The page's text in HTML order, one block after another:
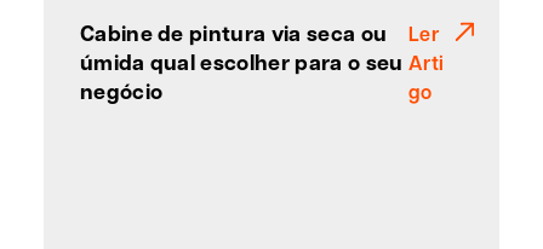
Cabine de pintura via seca ou
úmida qual escolher para o seu
negócio
Ler
Arti
go